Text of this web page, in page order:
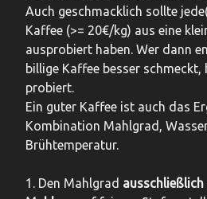
Auch geschmacklich sollte
Kaffee (>= 20€/kg) aus eine
ausprobiert haben. Wer dann
billige Kaffee besser
probiert.
Ein guter Kaffee ist auch das
Kombination Mahlgrad,
Brühtemperatur.
1. Den Mahlgrad